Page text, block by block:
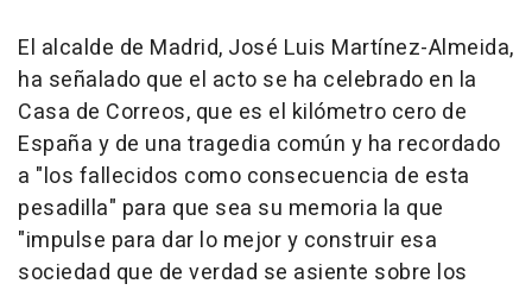
El alcalde de Madrid, José Luis Martínez-Almeida,
ha señalado que el acto se ha celebrado en la
Casa de Correos, que es el kilómetro cero de
España y de una tragedia común y ha recordado
a "los fallecidos como consecuencia de esta
pesadilla" para que sea su memoria la que
"impulse para dar lo mejor y construir esa
sociedad que de verdad se asiente sobre los